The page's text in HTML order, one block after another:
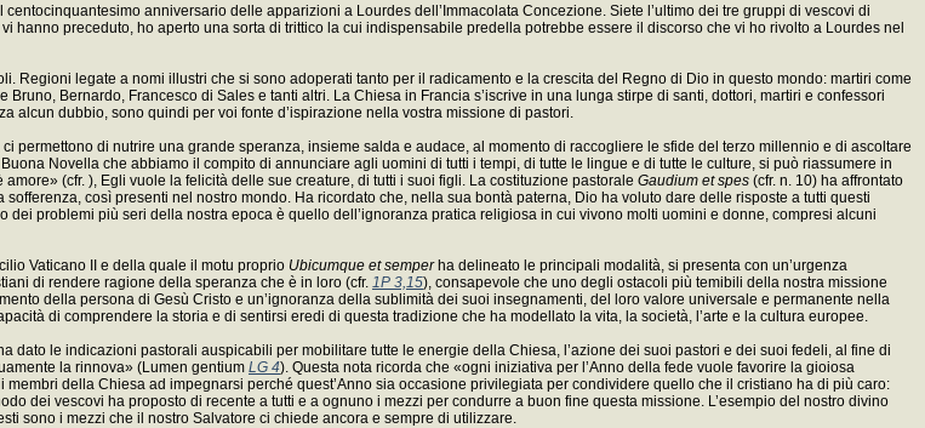
anniversario delle apparizioni a Lourdes dell’Immacolata Concezione. Siete l’ultimo dei tre gruppi di vescovi di
hanno preceduto, ho aperto una sorta di trittico la cui indispensabile predella potrebbe essere il discorso che vi ho rivolto a Lourdes nel
Regioni legate a nomi illustri che si sono adoperati tanto per il radicamento e la crescita del Regno di Dio in questo mondo: martiri come
Bernardo, Francesco di Sales e tanti altri. La Chiesa in Francia s’iscrive in una lunga stirpe di santi, dottori, martiri e confessori
alcun dubbio, sono quindi per voi fonte d’ispirazione nella vostra missione di pastori.
permettono di nutrire una grande speranza, insieme salda e audace, al momento di raccogliere le sfide del terzo millennio e di ascoltare
Novella che abbiamo il compito di annunciare agli uomini di tutti i tempi, di tutte le lingue e di tutte le culture, si può riassumere in
(cfr. ), Egli vuole la felicità delle sue creature, di tutti i suoi figli. La costituzione pastorale Gaudium et spes (cfr. n. 10) ha affrontato
così presenti nel nostro mondo. Ha ricordato che, nella sua bontà paterna, Dio ha voluto dare delle risposte a tutti questi
problemi più seri della nostra epoca è quello dell’ignoranza pratica religiosa in cui vivono molti uomini e donne, compresi alcuni
Vaticano II e della quale il motu proprio Ubicumque et semperha delineato le principali modalità, si presenta con un’urgenza
di rendere ragione della speranza che è in loro (cfr. 1P 3,15), consapevole che uno degli ostacoli più temibili della nostra missione
della persona di Gesù Cristo e un’ignoranza della sublimità dei suoi insegnamenti, del loro valore universale e permanente nella
di comprendere la storia e di sentirsi eredi di questa tradizione che ha modellato la vita, la società, l’arte e la cultura europee.
le indicazioni pastorali auspicabili per mobilitare tutte le energie della Chiesa, l’azione dei suoi pastori e dei suoi fedeli, al fine di
la rinnova» (Lumen gentium LG 4). Questa nota ricorda che «ogni iniziativa per l’Anno della fede vuole favorire la gioiosa
della Chiesa ad impegnarsi perché quest’Anno sia occasione privilegiata per condividere quello che il cristiano ha di più caro:
dei vescovi ha proposto di recente a tutti e a ognuno i mezzi per condurre a buon fine questa missione. L’esempio del nostro divino
sono i mezzi che il nostro Salvatore ci chiede ancora e sempre di utilizzare.